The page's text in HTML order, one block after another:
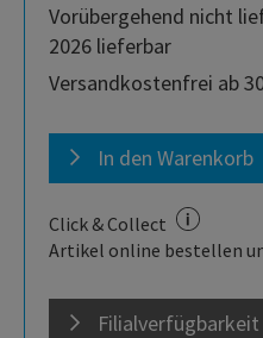
Vorübergehend nicht
2026 lieferbar
Versandkostenfrei ab
In den Warenkorb
Click & Collect
Artikel online bestellen
Filialverfügbarkeit